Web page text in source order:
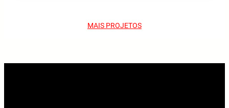
MAIS PROJETOS